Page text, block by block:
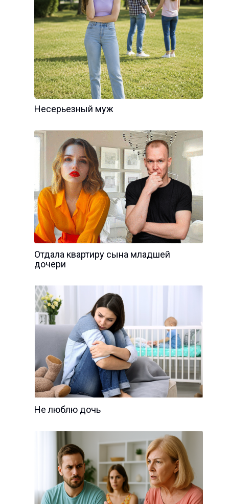
Несерьезный муж
Отдала квартиру сына младшей
дочери
Не люблю дочь